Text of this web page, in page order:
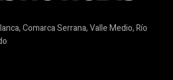
Comarca Serrana, Valle Medio, Río